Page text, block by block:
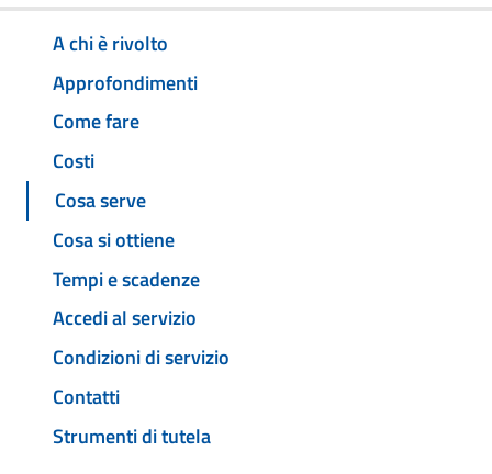
A chi è rivolto
Approfondimenti
Come fare
Costi
Cosa serve
Cosa si ottiene
Tempi e scadenze
Accedi al servizio
Condizioni di servizio
Contatti
Strumenti di tutela